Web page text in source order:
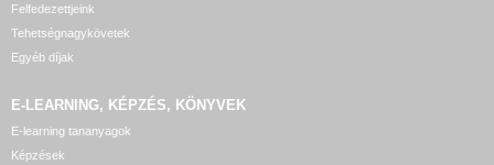
Felfedezettjeink
Tehetségnagykövetek
Egyéb díjak
E-LEARNING, KÉPZÉS, KÖNYVEK
E-learning tananyagok
Képzések